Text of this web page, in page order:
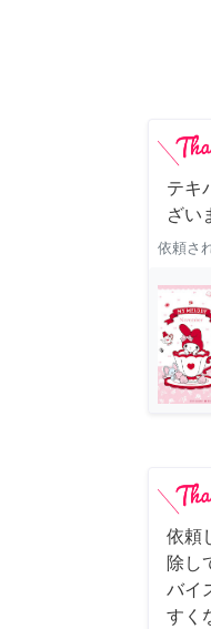
テキ
ざい
依頼さ
依頼
除し
バイ
すく